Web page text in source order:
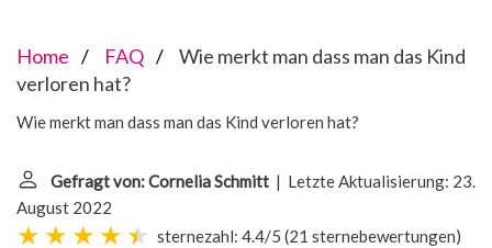
Home FAQ
Wie merkt man dass man das Kind
verloren hat?
Wie merkt man dass man das Kind verloren hat?
Gefragt von: Cornelia Schmitt | Letzte Aktualisierung: 23.
August 2022
sternezahl: 4.4/5 (21 sternebewertungen)